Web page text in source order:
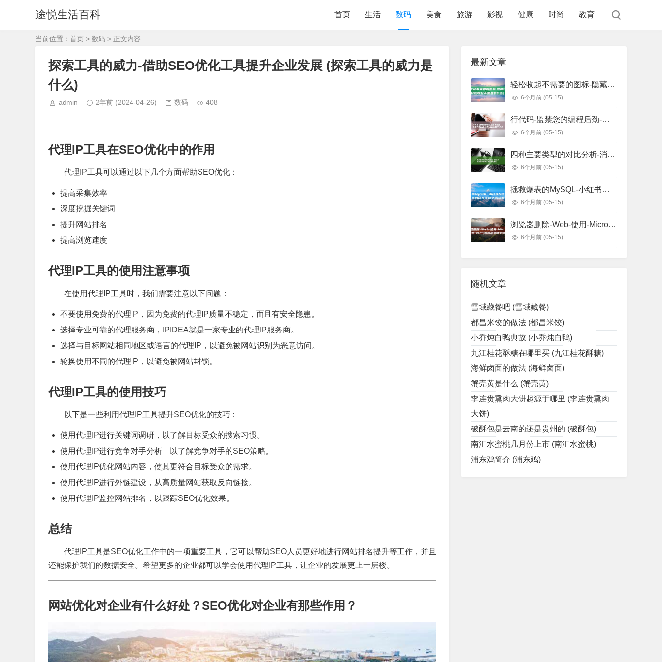
途悦生活百科 首页 生活 数码 美食 旅游 影视 健康 时尚 教育
当前位置： 首页 > 数码 > 正文内容
探索工具的威力-借助SEO优化工具提升企业发展 (探索工具的威力是
什么)
admin 2年前 (2024-04-26) 数码 408
代理IP工具在SEO优化中的作用
代理IP工具可以通过以下几个方面帮助SEO优化：
提高采集效率
深度挖掘关键词
提升网站排名
提高浏览速度
代理IP工具的使用注意事项
在使用代理IP工具时，我们需要注意以下问题：
不要使用免费的代理IP，因为免费的代理IP质量不稳定，而且有安全隐患。
选择专业可靠的代理服务商，IPIDEA就是一家专业的代理IP服务商。
选择与目标网站相同地区或语言的代理IP，以避免被网站识别为恶意访问。
轮换使用不同的代理IP，以避免被网站封锁。
代理IP工具的使用技巧
以下是一些利用代理IP工具提升SEO优化的技巧：
使用代理IP进行关键词调研，以了解目标受众的搜索习惯。
使用代理IP进行竞争对手分析，以了解竞争对手的SEO策略。
使用代理IP优化网站内容，使其更符合目标受众的需求。
使用代理IP进行外链建设，从高质量网站获取反向链接。
使用代理IP监控网站排名，以跟踪SEO优化效果。
总结
代理IP工具是SEO优化工作中的一项重要工具，它可以帮助SEO人员更好地进行网站排名提升等工作，并且
还能保护我们的数据安全。希望更多的企业都可以学会使用代理IP工具，让企业的发展更上一层楼。
网站优化对企业有什么好处？SEO优化对企业有那些作用？
最新文章
轻松收起不需要的图标-隐藏任务栏图标 (轻松收起不需要的东西)
6个月前 (05-15)
行代码-监禁您的编程后劲-把握这些正则表白式-少写1000 (监狱代码几位数)
6个月前 (05-15)
四种主要类型的对比分析-消息队列选型指南 (四种主要类型信用证)
6个月前 (05-15)
拯救爆表的MySQL-小红书万亿级存储系统自研与迁移之路 (拯救爆戾男主)
6个月前 (05-15)
浏览器删除-Web-使用-Microsoft-账户 (浏览器删除的视频怎么找回)
6个月前 (05-15)
随机文章
雪域藏餐吧 (雪域藏餐)
都昌米饺的做法 (都昌米饺)
小乔炖白鸭典故 (小乔炖白鸭)
九江桂花酥糖在哪里买 (九江桂花酥糖)
海鲜卤面的做法 (海鲜卤面)
蟹壳黄是什么 (蟹壳黄)
李连贵熏肉大饼起源于哪里 (李连贵熏肉
大饼)
破酥包是云南的还是贵州的 (破酥包)
南汇水蜜桃几月份上市 (南汇水蜜桃)
浦东鸡简介 (浦东鸡)